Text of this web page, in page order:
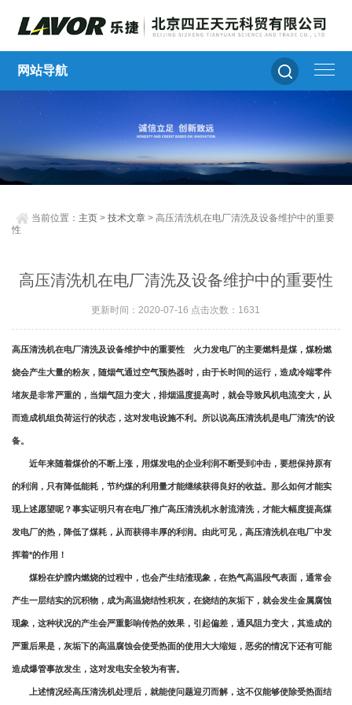
网站导航
当前位置： 主页 >技术文章 > 高压清洗机在电厂清洗及设备维护中的重要
性
高压清洗机在电厂清洗及设备维护中的重要性
更新时间：2020-07-16 点击次数：1631
高压清洗机在电厂清洗及设备维护中的重要性 火力发电厂的主要燃料是煤，煤粉燃
烧会产生大量的粉灰，随烟气通过空气预热器时，由于长时间的运行，造成冷端零件
堵灰是非常严重的，当烟气阻力变大，排烟温度提高时，就会导致风机电流变大，从
而造成机组负荷运行的状态，这对发电设施不利。所以说高压清洗机是电厂清洗*的设
备。
近年来随着煤价的不断上涨，用煤发电的企业利润不断受到冲击，要想保持原有
的利润，只有降低能耗，节约煤的利用量才能继续获得良好的收益。那么如何才能实
现上述愿望呢？事实证明只有在电厂推广高压清洗机水射流清洗，才能大幅度提高煤
发电厂的热，降低了煤耗，从而获得丰厚的利润。由此可见，高压清洗机在电厂中发
挥着*的作用！
煤粉在炉膛内燃烧的过程中，也会产生结渣现象，在热气高温段气表面，通常会
产生一层结实的沉积物，成为高温烧结性积灰，在烧结的灰垢下，就会发生金属腐蚀
现象，这种状况的产生会严重影响传热的效果，引起偏差，通风阻力变大，其造成的
严重后果是，灰垢下的高温腐蚀会使受热面的使用大大缩短，恶劣的情况下还有可能
造成爆管事故发生，这对发电安全较为有害。
上述情况经高压清洗机处理后，就能使问题迎刃而解，这不仅能够使除受热面结